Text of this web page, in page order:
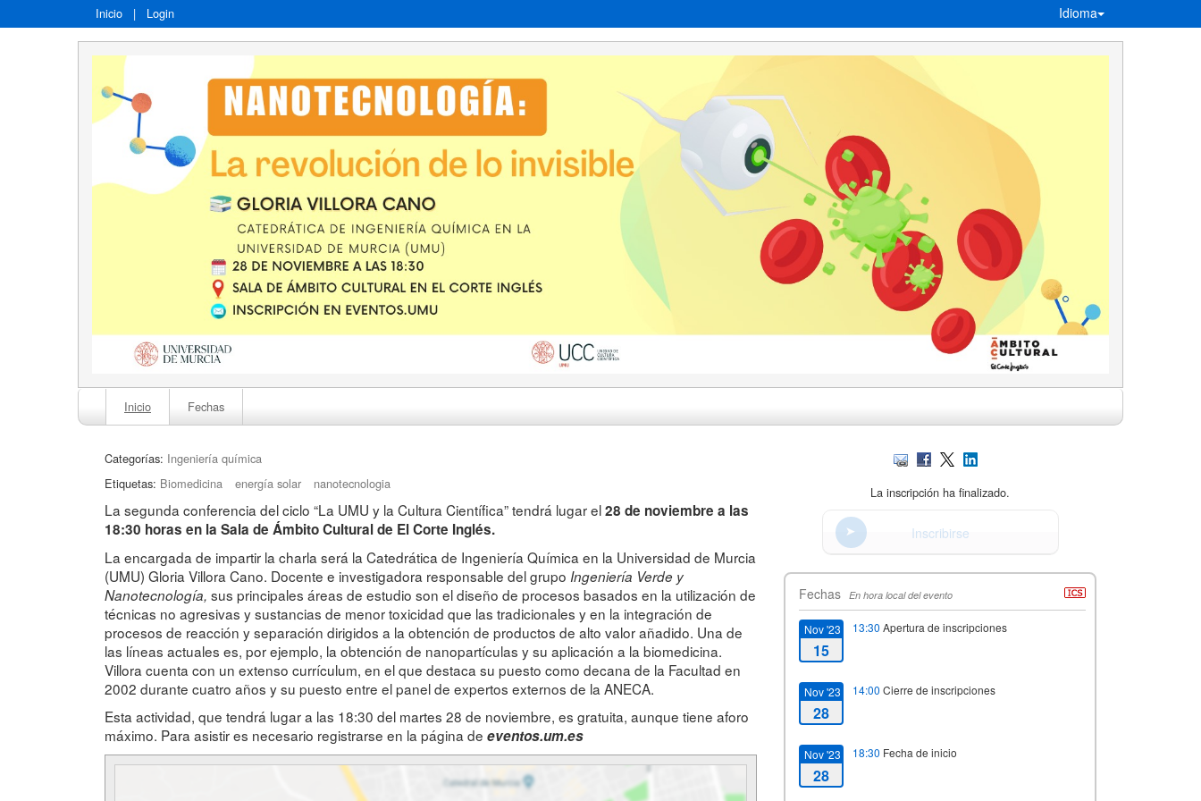
Inicio | Login Idioma
Inicio Fechas
Categorías: Ingeniería química
Etiquetas: Biomedicina energía solar nanotecnologia
La segunda conferencia del ciclo “La UMU y la Cultura Científica” tendrá lugar el28 de noviembre a las
18:30 horas en la Sala de Ámbito Cultural de El Corte Inglés.
La encargada de impartir la charla será la Catedrática de Ingeniería Química en la Universidad de Murcia
(UMU) Gloria Villora Cano. Docente e investigadora responsable del grupo Ingeniería Verde y
Nanotecnología, sus principales áreas de estudio son el diseño de procesos basados en la utilización de
técnicas no agresivas y sustancias de menor toxicidad que las tradicionales y en la integración de
procesos de reacción y separación dirigidos a la obtención de productos de alto valor añadido. Una de
las líneas actuales es, por ejemplo, la obtención de nanopartículas y su aplicación a la biomedicina.
Villora cuenta con un extenso currículum, en el que destaca su puesto como decana de la Facultad en
2002 durante cuatro años y su puesto entre el panel de expertos externos de la ANECA.
Esta actividad, que tendrá lugar a las 18:30 del martes 28 de noviembre, es gratuita, aunque tiene aforo
máximo. Para asistir es necesario registrarse en la página de eventos.um.es
La inscripción ha finalizado.
Inscribirse
Fechas En hora local del evento
Nov '23
15
13:30 Apertura de inscripciones
Nov '23
28
14:00 Cierre de inscripciones
Nov '23
28
18:30 Fecha de inicio